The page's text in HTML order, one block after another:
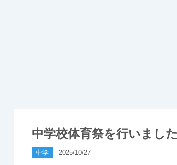
中学校体育祭を行いました
中学 2025/10/27